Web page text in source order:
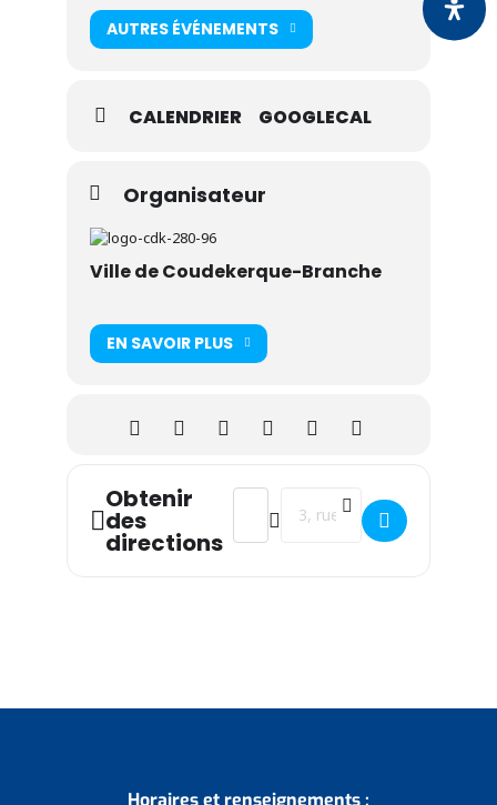
AUTRES ÉVÉNEMENTS
CALENDRIER GOOGLECAL
Organisateur
Ville de Coudekerque-Branche
EN SAVOIR PLUS
Obtenir
des
directions
Address - Le moment des
Destination Address - Le
Horaires et renseignements :